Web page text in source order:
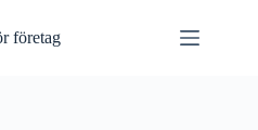
företag